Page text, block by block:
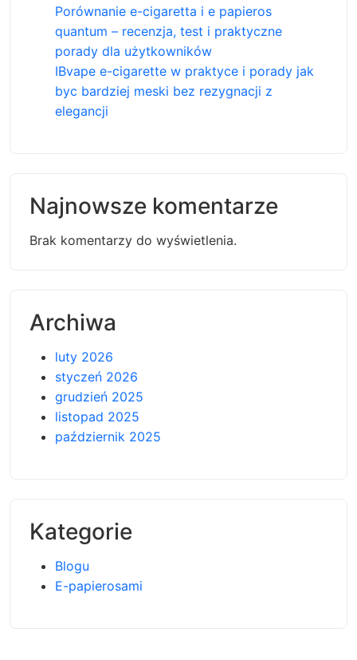
Porównanie e-cigaretta i e papieros
quantum – recenzja, test i praktyczne
porady dla użytkowników
IBvape e-cigarette w praktyce i porady jak
byc bardziej meski bez rezygnacji z
elegancji
Najnowsze komentarze
Brak komentarzy do wyświetlenia.
Archiwa
luty 2026
styczeń 2026
grudzień 2025
listopad 2025
październik 2025
Kategorie
Blogu
E-papierosami